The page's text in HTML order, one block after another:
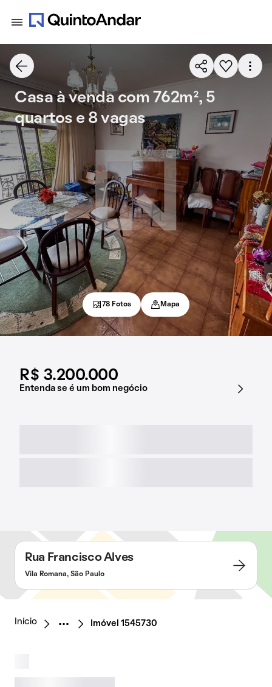
R$ 3.200.000
Entenda se é um bom negócio
Casa à venda com 762m², 5
quartos e 8 vagas
78 Fotos Mapa
Rua Francisco Alves
Vila Romana, São Paulo
Início Imóvel 1545730